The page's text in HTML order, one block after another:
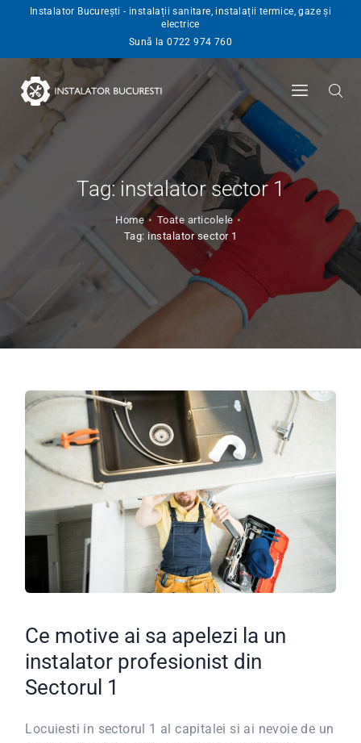
Instalator București - instalații sanitare, instalații termice, gaze și
electrice
Sună la 0722 974 760
Tag: instalator sector 1
Home
Toate articolele
Tag: instalator sector 1
INSTALATOR
SERVICII
BLOG
CONTACT
Ce motive ai sa apelezi la un
instalator profesionist din
Sectorul 1
Locuiesti in sectorul 1 al capitalei si ai nevoie de un